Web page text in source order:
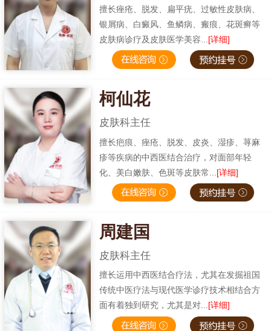
擅长痤疮、脱发、扁平疣、过敏性皮肤病、
银屑病、白癜风、鱼鳞病、瘢痕、花斑癣等
皮肤病诊疗及皮肤医学美容... [详细]
柯仙花
皮肤科主任
擅长疤痕、痤疮、脱发、皮炎、湿疹、荨麻
疹等疾病的中西医结合治疗，对面部年轻
化、美白嫩肤、色斑等皮肤常... [详细]
周建国
皮肤科主任
擅长运用中西医结合疗法，尤其在发掘祖国
传统中医疗法与现代医学诊疗技术相结合方
面有着独到研究，尤其是对...[详细]